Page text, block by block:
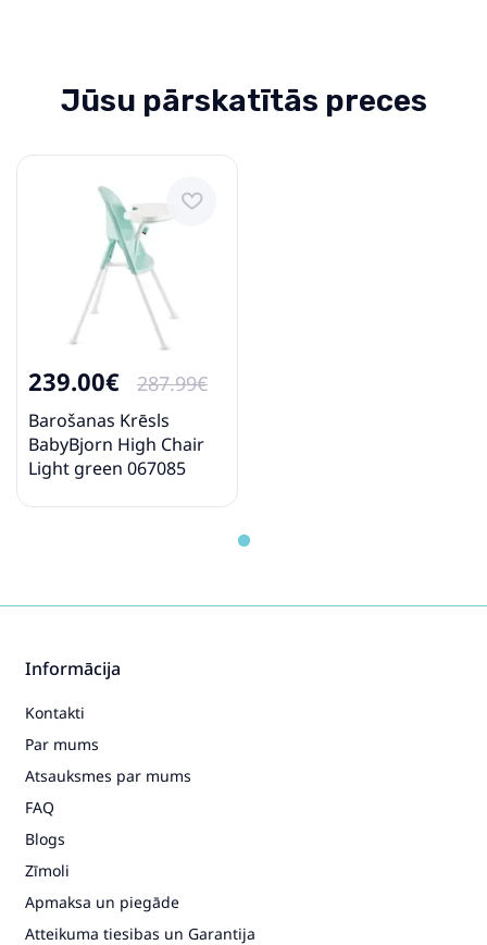
Jūsu pārskatītās preces
239.00€ 287.99€
Barošanas Krēsls
BabyBjorn High Chair
Light green 067085
Informācija
Kontakti
Par mums
Atsauksmes par mums
FAQ
Blogs
Zīmoli
Apmaksa un piegāde
Atteikuma tiesibas un Garantija